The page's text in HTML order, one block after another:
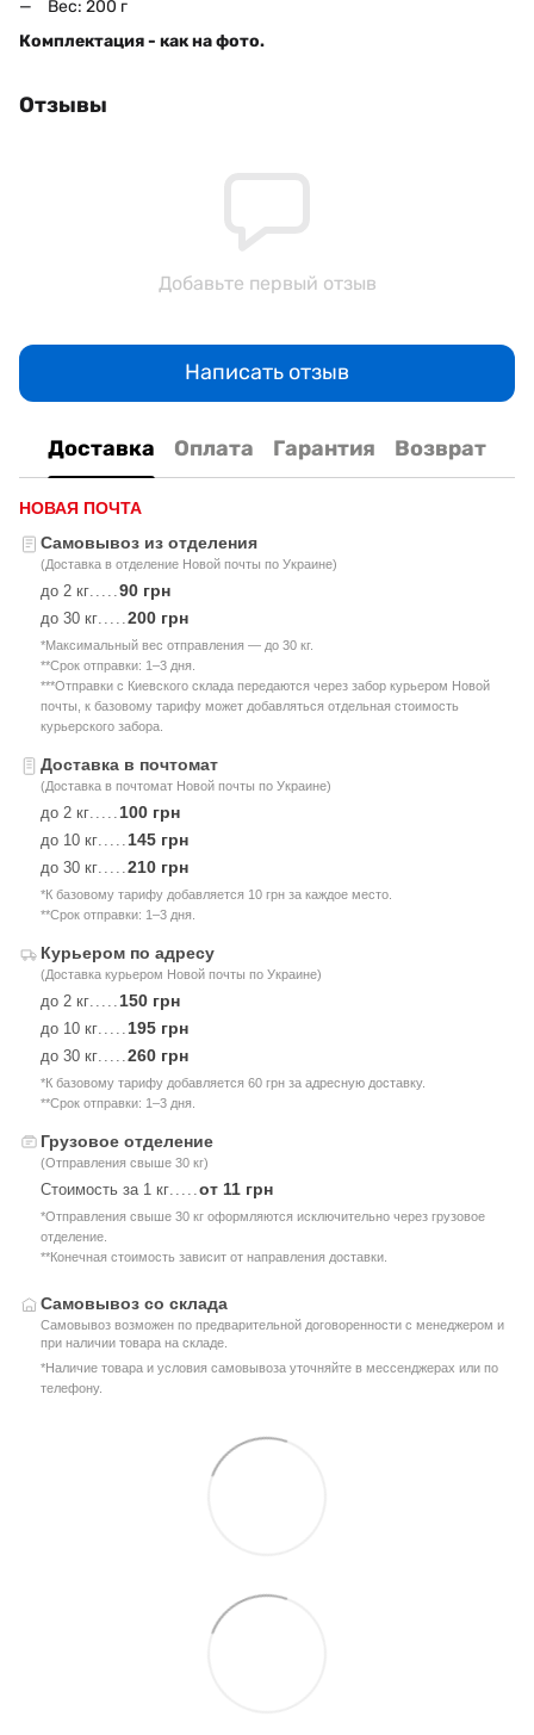
Вес: 200 г
Комплектация - как на фото.
Отзывы
Добавьте первый отзыв
Написать отзыв
Доставка Оплата Гарантия Возврат
НОВАЯ ПОЧТА
Самовывоз из отделения
(Доставка в отделение Новой почты по Украине)
до 2 кг 90 грн
до 30 кг 200 грн
*Максимальный вес отправления — до 30 кг.
**Срок отправки: 1–3 дня.
***Отправки с Киевского склада передаются через забор курьером Новой
почты, к базовому тарифу может добавляться отдельная стоимость
курьерского забора.
Доставка в почтомат
(Доставка в почтомат Новой почты по Украине)
до 2 кг 100 грн
до 10 кг 145 грн
до 30 кг 210 грн
*К базовому тарифу добавляется 10 грн за каждое место.
**Срок отправки: 1–3 дня.
Курьером по адресу
(Доставка курьером Новой почты по Украине)
до 2 кг 150 грн
до 10 кг 195 грн
до 30 кг 260 грн
*К базовому тарифу добавляется 60 грн за адресную доставку.
**Срок отправки: 1–3 дня.
Грузовое отделение
(Отправления свыше 30 кг)
Стоимость за 1 кг от 11 грн
*Отправления свыше 30 кг оформляются исключительно через грузовое
отделение.
**Конечная стоимость зависит от направления доставки.
Самовывоз со склада
Самовывоз возможен по предварительной договоренности с менеджером и
при наличии товара на складе.
*Наличие товара и условия самовывоза уточняйте в мессенджерах или по
телефону.